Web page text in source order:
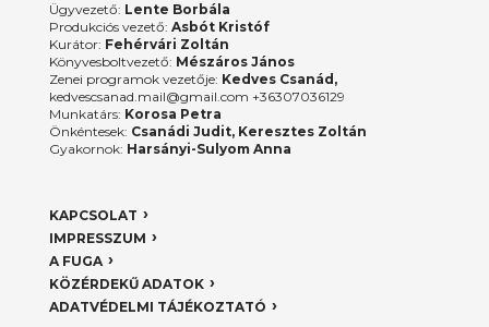
Ügyvezető: Lente Borbála
Produkciós vezető: Asbót Kristóf
Kurátor: Fehérvári Zoltán
Könyvesboltvezető: Mészáros János
Zenei programok vezetője: Kedves Csanád,
kedvescsanad.mail@gmail.com +36307036129
Munkatárs: Korosa Petra
Önkéntesek: Csanádi Judit, Keresztes Zoltán
Gyakornok: Harsányi-Sulyom Anna
KAPCSOLAT
IMPRESSZUM
A FUGA
KÖZÉRDEKŰ ADATOK
ADATVÉDELMI TÁJÉKOZTATÓ